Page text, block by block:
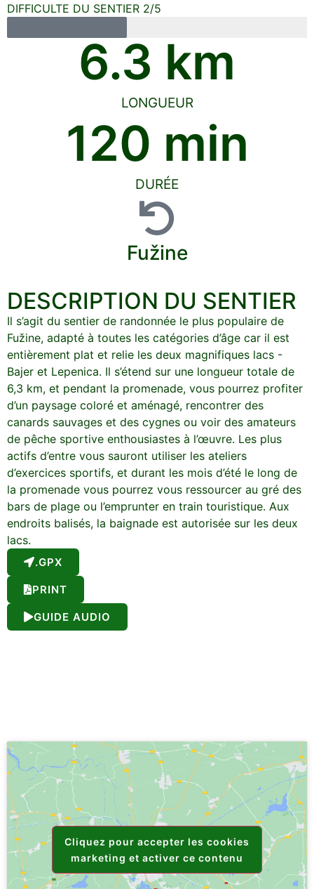
DIFFICULTE DU SENTIER 2/5
LONGUEUR
6.3 km
DURÉE
120 min
Fužine
DESCRIPTION DU SENTIER
Il s’agit du sentier de randonnée le plus populaire de
Fužine, adapté à toutes les catégories d’âge car il est
entièrement plat et relie les deux magnifiques lacs -
Bajer et Lepenica. Il s’étend sur une longueur totale de
6,3 km, et pendant la promenade, vous pourrez profiter
d’un paysage coloré et aménagé, rencontrer des
canards sauvages et des cygnes ou voir des amateurs
de pêche sportive enthousiastes à l’œuvre. Les plus
actifs d’entre vous sauront utiliser les ateliers
d’exercices sportifs, et durant les mois d’été le long de
la promenade vous pourrez vous ressourcer au gré des
bars de plage ou l’emprunter en train touristique. Aux
endroits balisés, la baignade est autorisée sur les deux
lacs.
.GPX
PRINT
GUIDE AUDIO
Cliquez pour accepter les cookies
marketing et activer ce contenu